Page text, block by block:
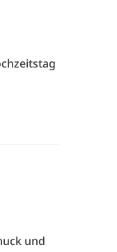
und